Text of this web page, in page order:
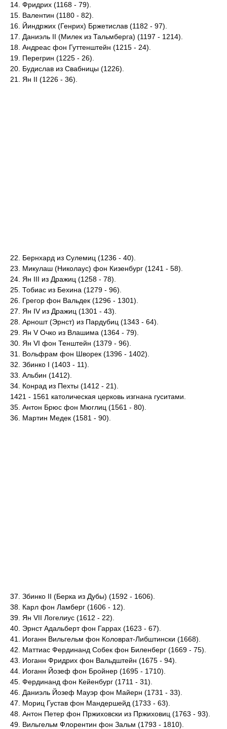
14. Фридрих (1168 - 79).
15. Валентин (1180 - 82).
16. Йиндржих (Генрих) Бржетислав (1182 - 97).
17. Даниэль II (Милек из Тальмберга) (1197 - 1214).
18. Андреас фон Гуттенштейн (1215 - 24).
19. Перегрин (1225 - 26).
20. Будислав из Свабницы (1226).
21. Ян II (1226 - 36).
22. Бернхард из Сулемиц (1236 - 40).
23. Микулаш (Николаус) фон Кизенбург (1241 - 58).
24. Ян III из Дражиц (1258 - 78).
25. Тобиас из Бехина (1279 - 96).
26. Грегор фон Вальдек (1296 - 1301).
27. Ян IV из Дражиц (1301 - 43).
28. Арношт (Эрнст) из Пардубиц (1343 - 64).
29. Ян V Очко из Влашима (1364 - 79).
30. Ян VI фон Тенштейн (1379 - 96).
31. Вольфрам фон Шворек (1396 - 1402).
32. Збинко I (1403 - 11).
33. Альбин (1412).
34. Конрад из Пехты (1412 - 21).
1421 - 1561 католическая церковь изгнана гуситами.
35. Антон Брюс фон Мюглиц (1561 - 80).
36. Мартин Медек (1581 - 90).
37. Збинко II (Берка из Дубы) (1592 - 1606).
38. Карл фон Ламберг (1606 - 12).
39. Ян VII Логелиус (1612 - 22).
40. Эрнст Адальберт фон Гаррах (1623 - 67).
41. Иоганн Вильгельм фон Коловрат-Либштински (1668).
42. Маттиас Фердинанд Собек фон Биленберг (1669 - 75).
43. Иоганн Фридрих фон Вальдштейн (1675 - 94).
44. Иоганн Йозеф фон Бройнер (1695 - 1710).
45. Фердинанд фон Кейенбург (1711 - 31).
46. Даниэль Йозеф Мауэр фон Майерн (1731 - 33).
47. Мориц Густав фон Мандершейд (1733 - 63).
48. Антон Петер фон Пржиховски из Пржиховиц (1763 - 93).
49. Вильгельм Флорентин фон Зальм (1793 - 1810).